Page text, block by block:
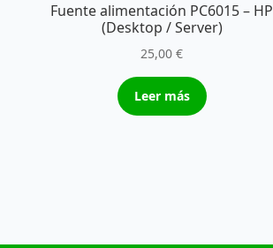
Fuente alimentación PC6015 – HP
(Desktop / Server)
25,00€
Leer más